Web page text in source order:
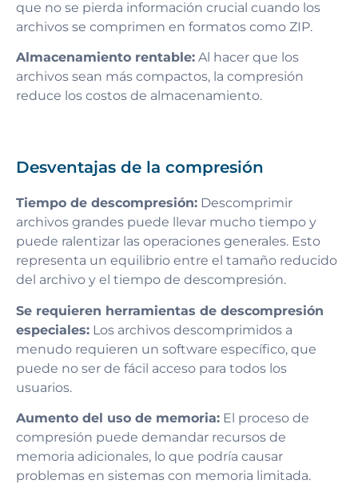
que no se pierda información crucial cuando los
archivos se comprimen en formatos como ZIP.
Almacenamiento rentable: Al hacer que los
archivos sean más compactos, la compresión
reduce los costos de almacenamiento.
Desventajas de la compresión
Tiempo de descompresión: Descomprimir
archivos grandes puede llevar mucho tiempo y
puede ralentizar las operaciones generales. Esto
representa un equilibrio entre el tamaño reducido
del archivo y el tiempo de descompresión.
Se requieren herramientas de descompresión
especiales: Los archivos descomprimidos a
menudo requieren un software específico, que
puede no ser de fácil acceso para todos los
usuarios.
Aumento del uso de memoria: El proceso de
compresión puede demandar recursos de
memoria adicionales, lo que podría causar
problemas en sistemas con memoria limitada.